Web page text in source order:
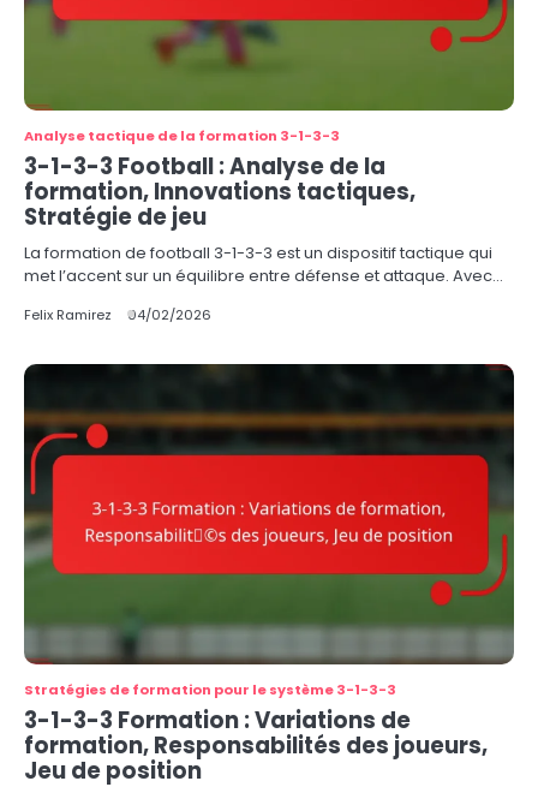
Analyse tactique de la formation 3-1-3-3
3-1-3-3 Football : Analyse de la
formation, Innovations tactiques,
Stratégie de jeu
La formation de football 3-1-3-3 est un dispositif tactique qui
met l’accent sur un équilibre entre défense et attaque. Avec…
Felix Ramirez 04/02/2026
Stratégies de formation pour le système 3-1-3-3
3-1-3-3 Formation : Variations de
formation, Responsabilités des joueurs,
Jeu de position